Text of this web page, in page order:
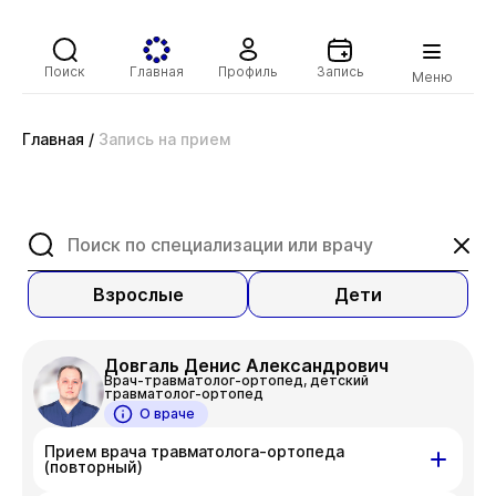
Поиск Главная Профиль Запись Меню
Главная / Запись на прием
Взрослые Дети
Довгаль Денис Александрович
Врач-травматолог-ортопед, детский
травматолог-ортопед
О враче
Прием врача травматолога-ортопеда
(повторный)